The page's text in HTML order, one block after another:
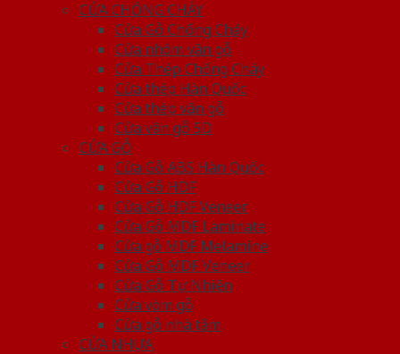
CỬA CHỐNG CHÁY
Cửa Gỗ Chống Cháy
Cửa nhôm vân gỗ
Cửa Thép Chống Cháy
Cửa thép Hàn Quốc
Cửa thép vân gỗ
Cửa vân gỗ 5D
CỬA GỖ
Cửa Gỗ ABS Hàn Quốc
Cửa Gỗ HDF
Cửa Gỗ HDF Veneer
Cửa Gỗ MDF Laminate
Cửa gỗ MDF Melamine
Cửa Gỗ MDF Veneer
Cửa Gỗ Tự Nhiên
Cửa vòm gỗ
Cửa gỗ nhà tắm
CỬA NHỰA